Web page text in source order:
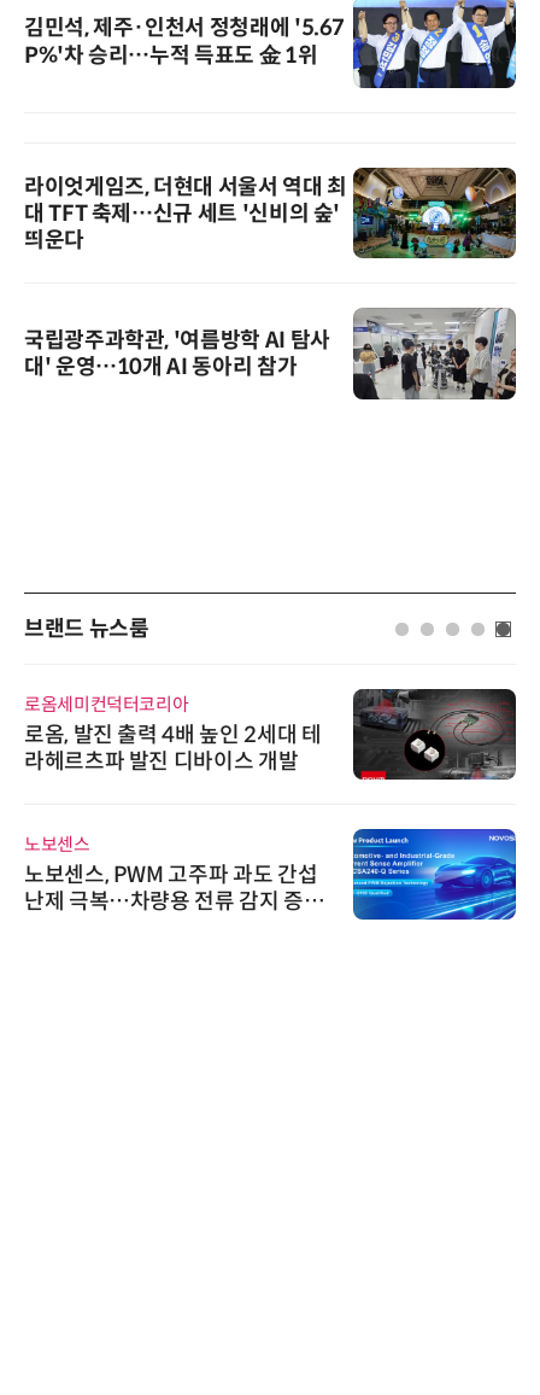
김민석, 제주·인천서 정청래에 '5.67
P%'차 승리…누적 득표도 金 1위
라이엇게임즈, 더현대 서울서 역대 최
대 TFT 축제…신규 세트 '신비의 숲'
띄운다
국립광주과학관, '여름방학 AI 탐사
대' 운영…10개 AI 동아리 참가
브랜드 뉴스룸
로옴세미컨덕터코리아
로옴, 발진 출력 4배 높인 2세대 테
라헤르츠파 발진 디바이스 개발
노보센스
노보센스, PWM 고주파 과도 간섭
난제 극복…차량용 전류 감지 증폭